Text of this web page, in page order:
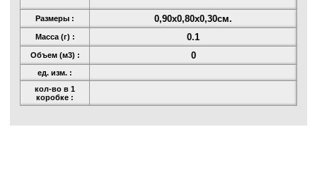
Размеры : 0,90x0,80x0,30см.
Масса (г) : 0.1
Объем (м3) : 0
ед. изм. :
кол-во в 1
коробке :